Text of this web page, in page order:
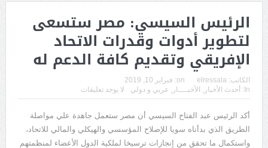
الرئيس السيسي: مصر ستسعى
لتطوير أدوات وقدرات الاتحاد
الإفريقي وتقديم كافة الدعم له
الكاتب: elressala
on: فبراير 10, 2019
In:
أحدث الأخبار الأخبــــار عربي و دولي لا يوجد تعليقات
أكد الرئيس عبد الفتاح السيسي أن مصر ستعمل جاهدة علي مواصلة
الطريق الذي بدأناه سويا للإصلاح المؤسسي والهيكلي والمالي للاتحاد،
واستكمال ما تحقق من إنجازات ترسيخا لملكية الدول الأعضاء لمنظمتهم